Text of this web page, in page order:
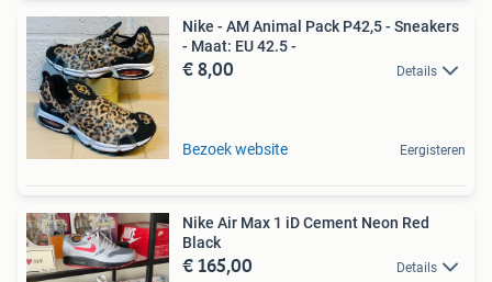
Nike - AM Animal Pack P42,5 - Sneakers
- Maat: EU 42.5 -
€ 8,00 Details
Bezoek website Eergisteren
Nike Air Max 1 iD Cement Neon Red
Black
€ 165,00 Details